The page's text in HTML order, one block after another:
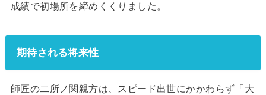
成績で初場所を締めくくりました。
期待される将来性
師匠の二所ノ関親方は、スピード出世にかかわらず「大